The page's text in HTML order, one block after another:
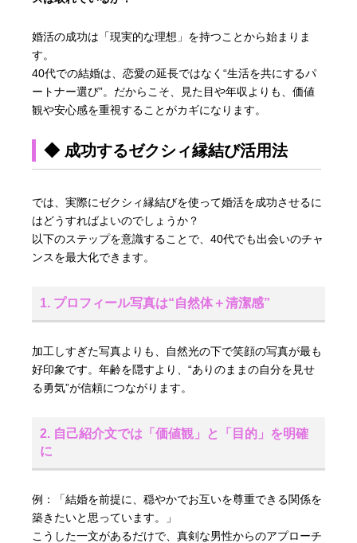
婚活の成功は「現実的な理想」を持つことから始まりま
す。
40代での結婚は、恋愛の延長ではなく“生活を共にするパ
ートナー選び”。だからこそ、見た目や年収よりも、価値
観や安心感を重視することがカギになります。
◆ 成功するゼクシィ縁結び活用法
では、実際にゼクシィ縁結びを使って婚活を成功させるに
はどうすればよいのでしょうか？
以下のステップを意識することで、40代でも出会いのチャ
ンスを最大化できます。
1. プロフィール写真は“自然体＋清潔感”
加工しすぎた写真よりも、自然光の下で笑顔の写真が最も
好印象です。年齢を隠すより、“ありのままの自分を見せ
る勇気”が信頼につながります。
2. 自己紹介文では「価値観」と「目的」を明確
に
例：「結婚を前提に、穏やかでお互いを尊重できる関係を
築きたいと思っています。」
こうした一文があるだけで、真剣な男性からのアプローチ